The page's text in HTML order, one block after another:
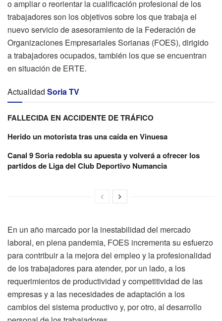
o ampliar o reorientar la cualificación profesional de los
trabajadores son los objetivos sobre los que trabaja el
nuevo servicio de asesoramiento de la Federación de
Organizaciones Empresariales Sorianas (FOES), dirigido
a trabajadores ocupados, también los que se encuentran
en situación de ERTE.
Actualidad Soria TV
FALLECIDA EN ACCIDENTE DE TRÁFICO
Herido un motorista tras una caída en Vinuesa
Canal 9 Soria redobla su apuesta y volverá a ofrecer los
partidos de Liga del Club Deportivo Numancia
En un año marcado por la inestabilidad del mercado
laboral, en plena pandemia, FOES incrementa su esfuerzo
para contribuir a la mejora del empleo y la profesionalidad
de los trabajadores para atender, por un lado, a los
requerimientos de productividad y competitividad de las
empresas y a las necesidades de adaptación a los
cambios del sistema productivo y, por otro, al desarrollo